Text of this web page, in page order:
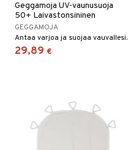
Geggamoja UV-vaunusuoja
50+ Laivastonsininen
GEGGAMOJA
Antaa varjoa ja suojaa vauvallesi.
29,89 €